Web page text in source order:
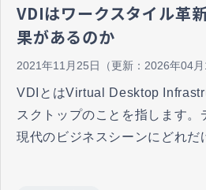
VDIはワークスタイル革
果があるのか
2021年11月25日 （更新： 2026年04月
VDIとはVirtual Desktop
スクトップのことを指します。
現代のビジネスシーンにどれだ